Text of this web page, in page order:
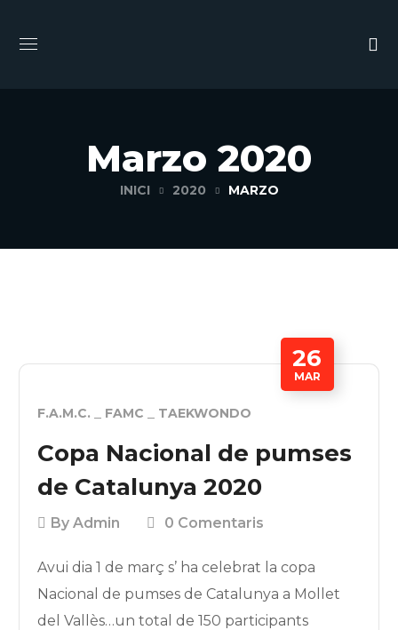
Marzo 2020
INICI 2020 MARZO
26
MAR
F.A.M.C. FAMC TAEKWONDO
Copa Nacional de pumses
de Catalunya 2020
ByAdmin 0 Comentaris
Avui dia 1 de març s’ ha celebrat la copa
Nacional de pumses de Catalunya a Mollet
del Vallès…un total de 150 participants